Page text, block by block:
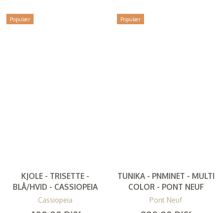
Populær
KJOLE - TRISETTE -
BLÅ/HVID - CASSIOPEIA
Cassiopeia
Populær
TUNIKA - PNMINET - MULTI
COLOR - PONT NEUF
Pont Neuf